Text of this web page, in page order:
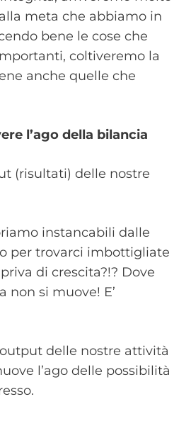
meta che abbiamo in
bene le cose che
coltiveremo la
anche quelle che
l’ago della bilancia
(risultati) delle nostre
instancabili dalle
per trovarci imbottigliate
di crescita?!? Dove
non si muove! E’
delle nostre attività
l’ago delle possibilità